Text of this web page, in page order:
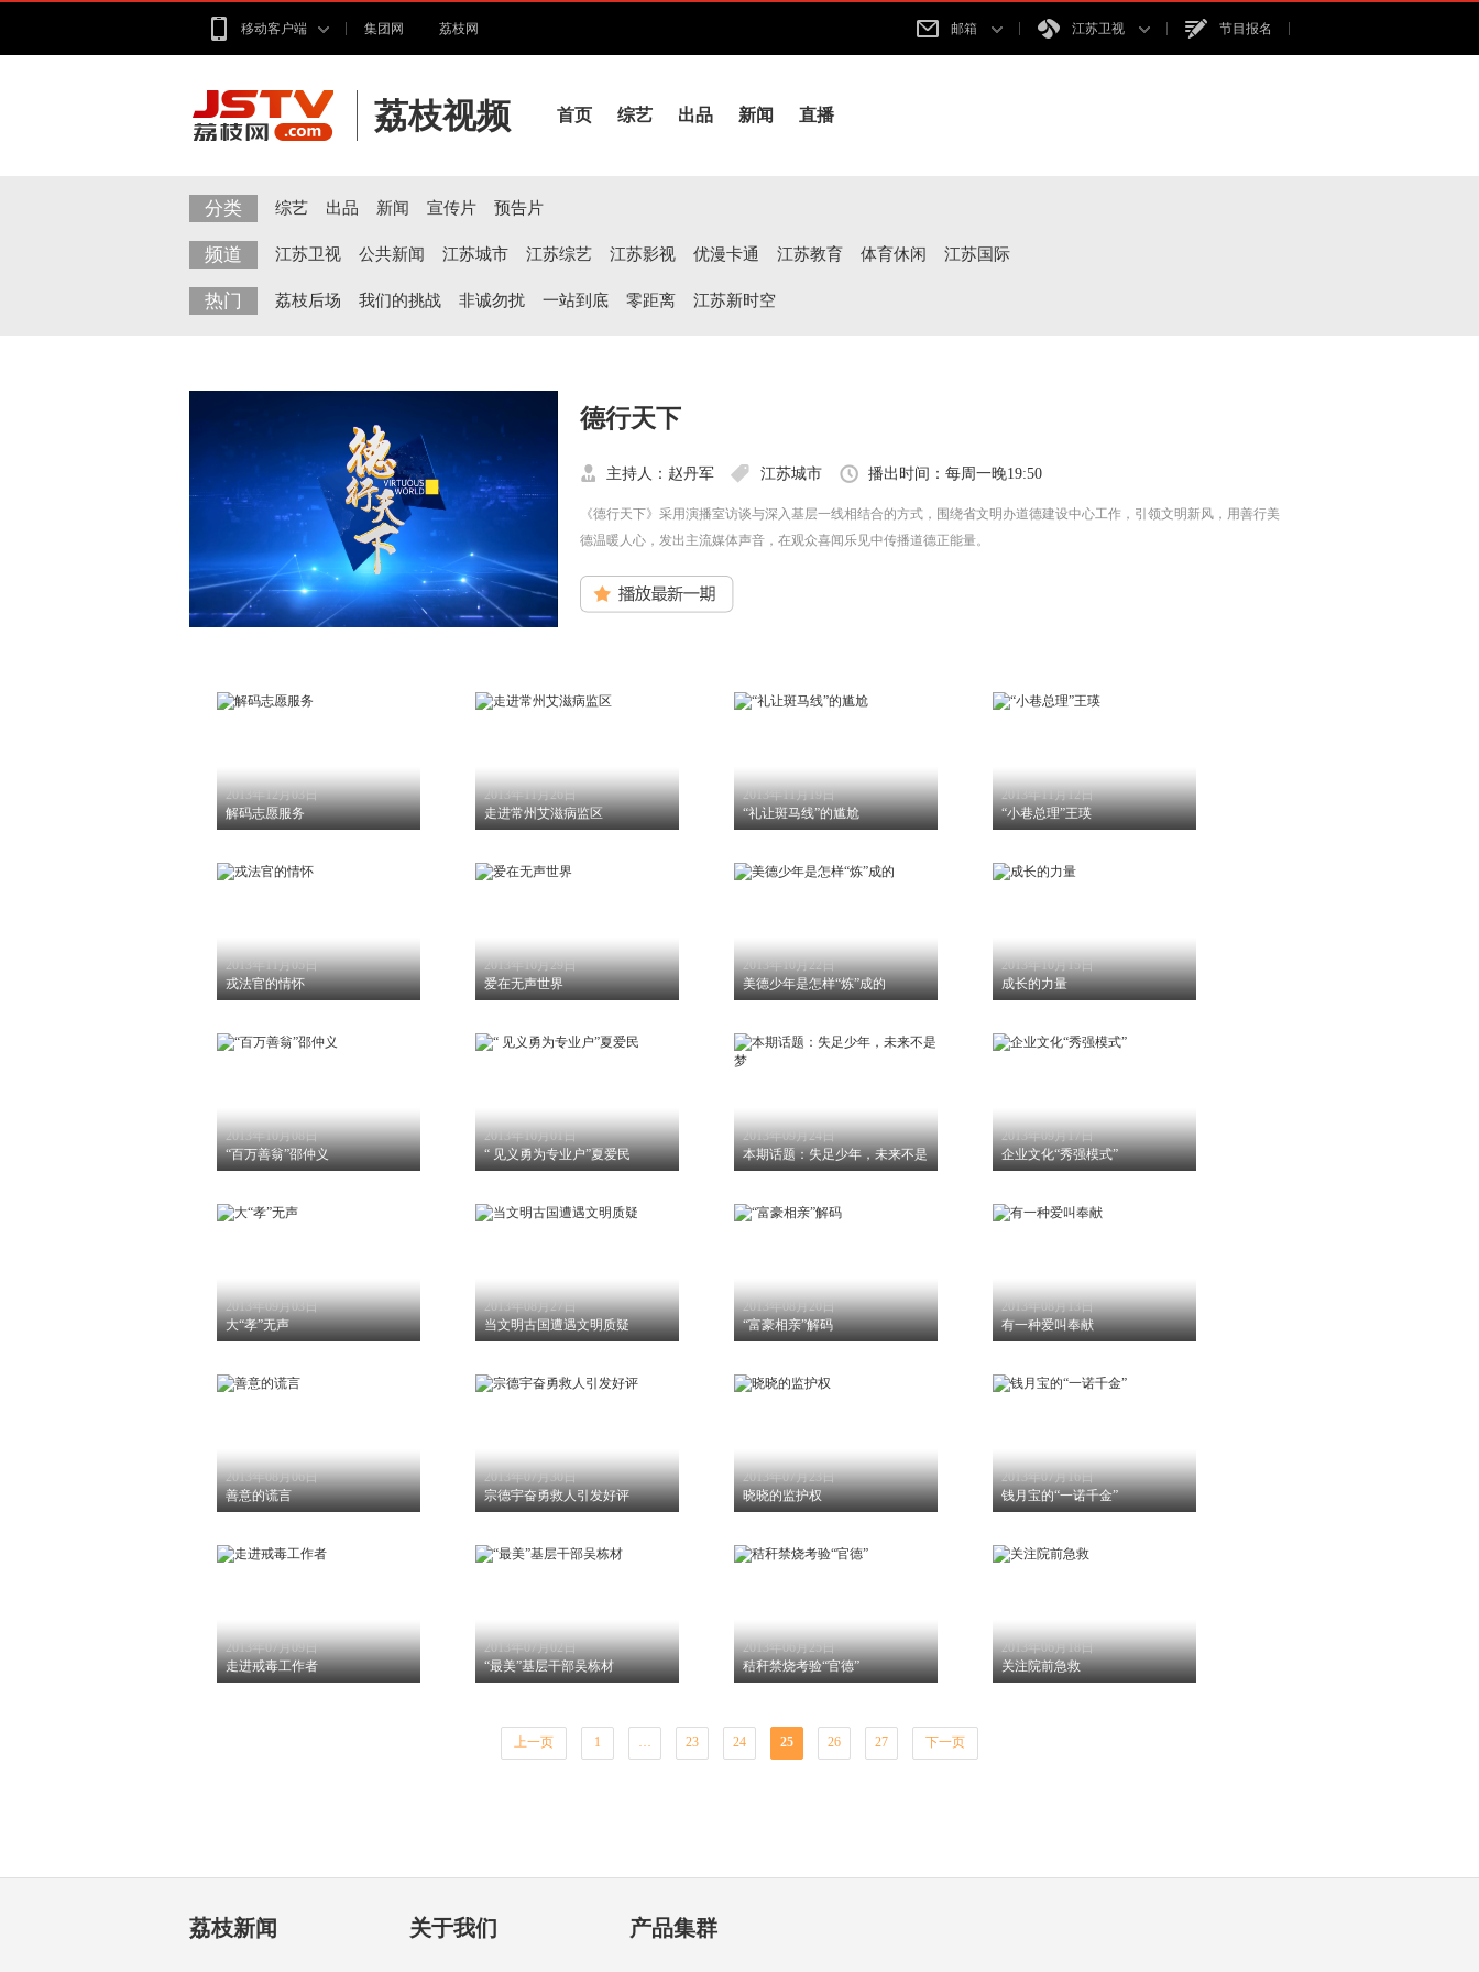
移动客户端 集团网 荔枝网 邮箱 江苏卫视 节目报名
荔枝视频 首页 综艺 出品 新闻 直播
分类 综艺 出品 新闻 宣传片 预告片
频道 江苏卫视 公共新闻 江苏城市 江苏综艺 江苏影视 优漫卡通 江苏教育 体育休闲 江苏国际
热门 荔枝后场 我们的挑战 非诚勿扰 一站到底 零距离 江苏新时空
德行天下
主持人：赵丹军 江苏城市 播出时间：每周一晚19:50
《德行天下》采用演播室访谈与深入基层一线相结合的方式，围绕省文明办道德建设中心工作，引领文明新风，用善行美
德温暖人心，发出主流媒体声音，在观众喜闻乐见中传播道德正能量。
2013年12月03日
解码志愿服务
2013年11月26日
走进常州艾滋病监区
2013年11月19日
“礼让斑马线”的尴尬
2013年11月12日
“小巷总理”王瑛
2013年11月05日
戎法官的情怀
2013年10月29日
爱在无声世界
2013年10月22日
美德少年是怎样“炼”成的
2013年10月15日
成长的力量
2013年10月08日
“百万善翁”邵仲义
2013年10月01日
“ 见义勇为专业户”夏爱民
2013年09月24日
本期话题：失足少年，未来不是梦
2013年09月17日
企业文化“秀强模式”
2013年09月03日
大“孝”无声
2013年08月27日
当文明古国遭遇文明质疑
2013年08月20日
“富豪相亲”解码
2013年08月13日
有一种爱叫奉献
2013年08月06日
善意的谎言
2013年07月30日
宗德宇奋勇救人引发好评
2013年07月23日
晓晓的监护权
2013年07月16日
钱月宝的“一诺千金”
2013年07月09日
走进戒毒工作者
2013年07月02日
“最美”基层干部吴栋材
2013年06月25日
秸秆禁烧考验“官德”
2013年06月18日
关注院前急救
上一页 1 … 23 24 25 26 27 下一页
荔枝新闻 关于我们 产品集群